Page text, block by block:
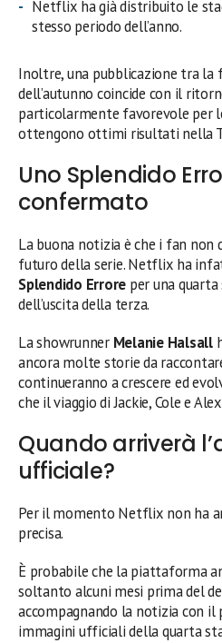
Netflix ha già distribuito le
stesso periodo dell’anno.
Inoltre, una pubblicazione tra la
dell’autunno coincide con il
particolarmente favorevole per
ottengono ottimi risultati nella
Uno Splendido
confermato
La buona notizia è che i fan non
futuro della serie. Netflix ha
Splendido Errore per una
dell’uscita della terza.
La showrunner Melanie Halsall
ancora molte storie da
continueranno a crescere ed
che il viaggio di Jackie, Cole e
Quando arriverà
ufficiale?
Per il momento Netflix non ha
precisa.
È probabile che la piattaforma
soltanto alcuni mesi prima del
accompagnando la notizia con
immagini ufficiali della quarta